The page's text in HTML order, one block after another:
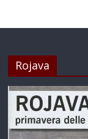
Rojava